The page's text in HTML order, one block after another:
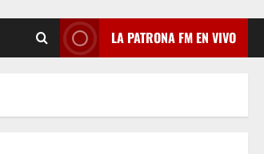
LA PATRONA FM EN VIVO